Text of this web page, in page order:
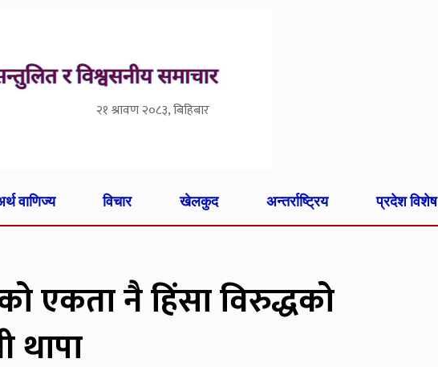
२१ श्रावण २०८३, बिहिबार
वाणिज्य विचार खेलकुद अन्तर्राष्ट्रिय प्रदेश विशेष
एकता नै हिंसा विरुद्धको
थापा